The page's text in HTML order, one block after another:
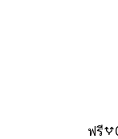
ฟรี